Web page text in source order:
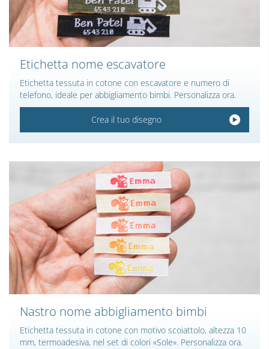
Etichetta nome escavatore
Etichetta tessuta in cotone con escavatore e numero di
telefono, ideale per abbigliamento bimbi. Personalizza ora.
Crea il tuo disegno
Nastro nome abbigliamento bimbi
Etichetta tessuta in cotone con motivo scoiattolo, altezza 10
mm, termoadesiva, nel set di colori «Sole». Personalizza ora.